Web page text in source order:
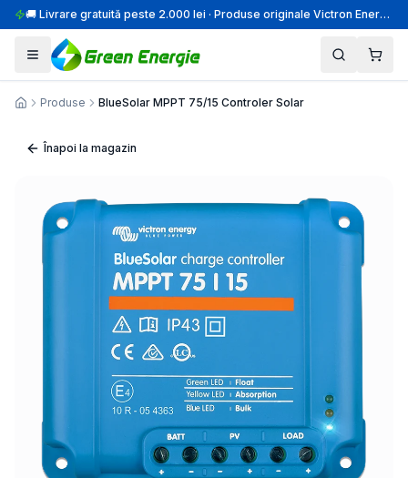
🚚 Livrare gratuită peste 2.000 lei · Produse originale Victron Energy · Montaj profesional
AcasăProduse BlueSolar MPPT 75/15 Controler Solar
Înapoi la magazin